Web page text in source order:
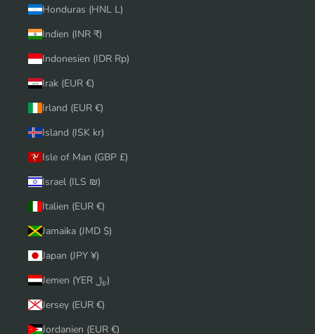
Honduras (HNL L)
Indien (INR ₹)
Indonesien (IDR Rp)
Irak (EUR €)
Irland (EUR €)
Island (ISK kr)
Isle of Man (GBP £)
Israel (ILS ₪)
Italien (EUR €)
Jamaika (JMD $)
Japan (JPY ¥)
Jemen (YER ﷼)
Jersey (EUR €)
Jordanien (EUR €)